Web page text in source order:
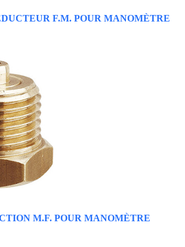
F.M. POUR MANOMÈTRE
M.F. POUR MANOMÈTRE